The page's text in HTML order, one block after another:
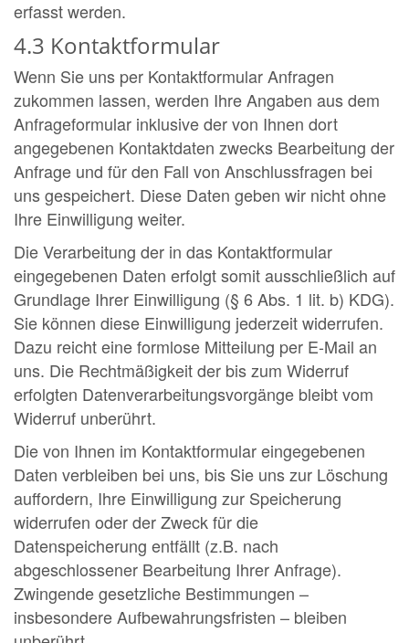
erfasst werden.
4.3 Kontaktformular
Wenn Sie uns per Kontaktformular Anfragen
zukommen lassen, werden Ihre Angaben aus dem
Anfrageformular inklusive der von Ihnen dort
angegebenen Kontaktdaten zwecks Bearbeitung der
Anfrage und für den Fall von Anschlussfragen bei
uns gespeichert. Diese Daten geben wir nicht ohne
Ihre Einwilligung weiter.
Die Verarbeitung der in das Kontaktformular
eingegebenen Daten erfolgt somit ausschließlich auf
Grundlage Ihrer Einwilligung (§ 6 Abs. 1 lit. b) KDG).
Sie können diese Einwilligung jederzeit widerrufen.
Dazu reicht eine formlose Mitteilung per E-Mail an
uns. Die Rechtmäßigkeit der bis zum Widerruf
erfolgten Datenverarbeitungsvorgänge bleibt vom
Widerruf unberührt.
Die von Ihnen im Kontaktformular eingegebenen
Daten verbleiben bei uns, bis Sie uns zur Löschung
auffordern, Ihre Einwilligung zur Speicherung
widerrufen oder der Zweck für die
Datenspeicherung entfällt (z.B. nach
abgeschlossener Bearbeitung Ihrer Anfrage).
Zwingende gesetzliche Bestimmungen –
insbesondere Aufbewahrungsfristen – bleiben